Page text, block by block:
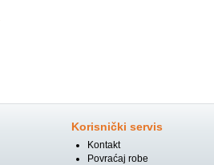
Korisnički servis
Kontakt
Povraćaj robe